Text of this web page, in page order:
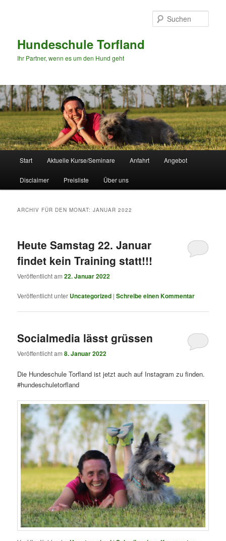
Hundeschule Torfland
Ihr Partner, wenn es um den Hund geht
Start Aktuelle Kurse/Seminare Anfahrt Angebot
Disclaimer Preisliste Über uns
ARCHIV FÜR DEN MONAT:JANUAR 2022
Heute Samstag 22. Januar
findet kein Training statt!!!
Veröffentlicht am22. Januar 2022
Veröffentlicht unter Uncategorized |Schreibe einen Kommentar
Socialmedia lässt grüssen
Veröffentlicht am8. Januar 2022
Die Hundeschule Torfland ist jetzt auch auf Instagram zu finden.
#hundeschuletorfland